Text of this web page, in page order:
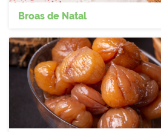
Broas de Natal